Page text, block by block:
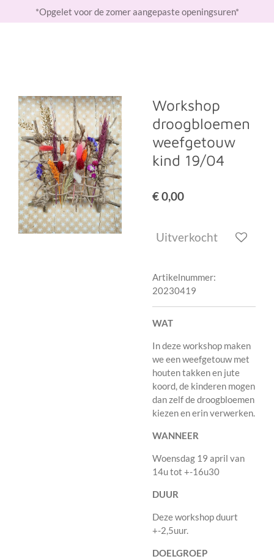
direct
*Opgelet voor de zomer aangepaste openingsuren*
Workshop
droogbloemen
weefgetouw
kind 19/04
€ 0,00
Uitverkocht
Artikelnummer:
20230419
WAT
In deze workshop maken
we een weefgetouw met
houten takken en jute
koord, de kinderen mogen
dan zelf de droogbloemen
kiezen en erin verwerken.
WANNEER
Woensdag 19 april van
14u tot +-16u30
DUUR
Deze workshop duurt
+-2,5uur.
DOELGROEP